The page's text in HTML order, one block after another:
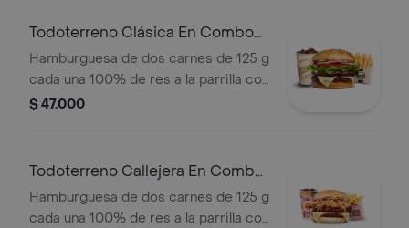
Todoterreno Clásica En Combo
Turbo
Hamburguesa de dos carnes de 125 g
cada una 100% de res a la parrilla con
salsa bbq, queso mozzarella, lechuga,
$ 47.000
Todoterreno Callejera En Combo
Turbo
Hamburguesa de dos carnes de 125 g
cada una 100% de res a la parrilla con